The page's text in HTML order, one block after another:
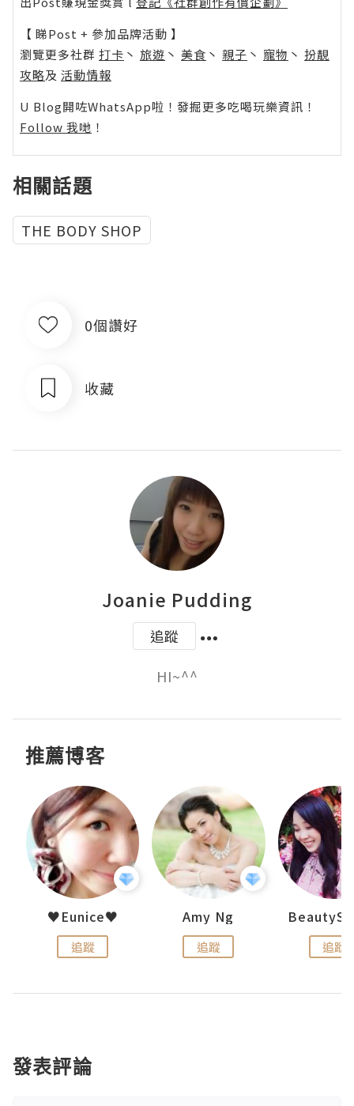
【 睇Post + 參加品牌活動 】
瀏覽更多社群 打卡 丶 旅遊 丶 美食 丶 親子 丶 寵物 丶 扮靚
攻略及 活動情報
U Blog開咗WhatsApp啦！發掘更多吃喝玩樂資訊！
Follow 我哋 ！
相關話題
THE BODY SHOP
0個讚好
收藏
Joanie Pudding
追蹤
HI~^^
推薦博客
♥Eunice♥
追蹤
Amy Ng
追蹤 追蹤
發表評論